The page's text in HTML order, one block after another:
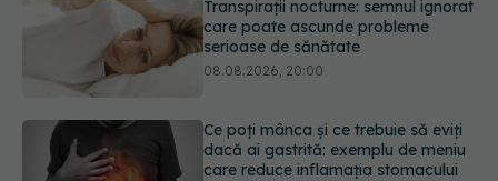
Ce poți mânca și ce trebuie să eviți
dacă ai gastrită: exemplu de meniu
care reduce inflamația stomacului
Microplasticele pot traversa bariera
placentară și modifica hormonii